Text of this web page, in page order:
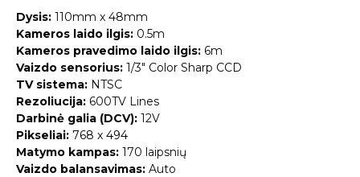
Dysis: 110mm x 48mm
Kameros laido ilgis: 0.5m
Kameros pravedimo laido ilgis: 6m
Vaizdo sensorius: 1/3″ Color Sharp CCD
TV sistema: NTSC
Rezoliucija: 600TV Lines
Darbinė galia (DCV): 12V
Pikseliai: 768 x 494
Matymo kampas: 170 laipsnių
Vaizdo balansavimas: Auto